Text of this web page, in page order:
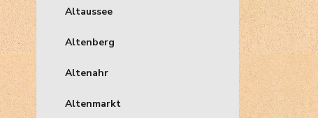
Altaussee
Altenberg
Altenahr
Altenmarkt